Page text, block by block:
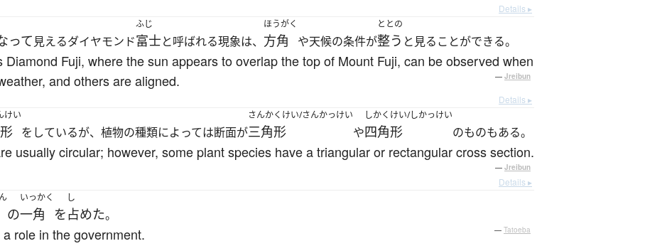
Details ▸
って 見えるダイヤモンド
ふじ
富士と呼ばれる現象は、
ほうがく
方角 や天候の条件が
ととの
整う と見ることができる。
Fuji, where the sun appears to overlap the top of Mount Fuji, can be observed when
and others are aligned.
— Jreibun
Details ▸
けい
をしているが、植物の種類によっては断面が
さんかくけい/さんかっけい
三角形 や
しかくけい/しかっけい
四角形 のものもある。
usually circular; however, some plant species have a triangular or rectangular cross section.
— Jreibun
Details ▸
の
いっかく
一角 を
し
占めた。
role in the government. — Tatoeba